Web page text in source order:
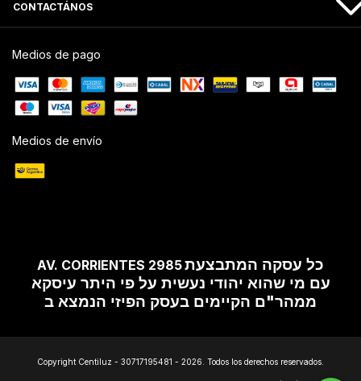
CONTACTÁNOS
Medios de pago
Medios de envío
AV. CORRIENTES 2985כל עסקה המתבצעת
עם מי שהוא יהודי נעשית על פי היתר עיסקא
ממהר"ם הקיימים בעסק הפיזי הנמצא ב
Copyright Centiluz - 30717195481 - 2026. Todos los derechos reservados.